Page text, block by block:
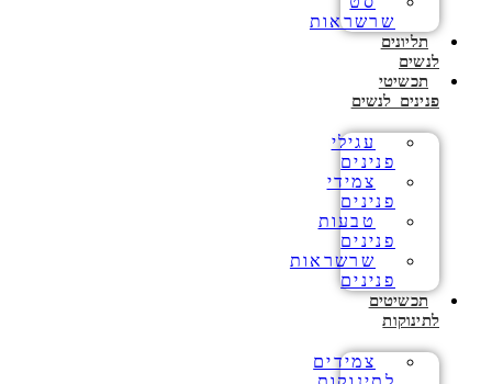
שרשראות
תליונים
לנשים
תכשיטי
פנינים לנשים
עגילי
פנינים
צמידי
פנינים
טבעות
פנינים
שרשראות
פנינים
תכשיטים
לתינוקות
צמידים